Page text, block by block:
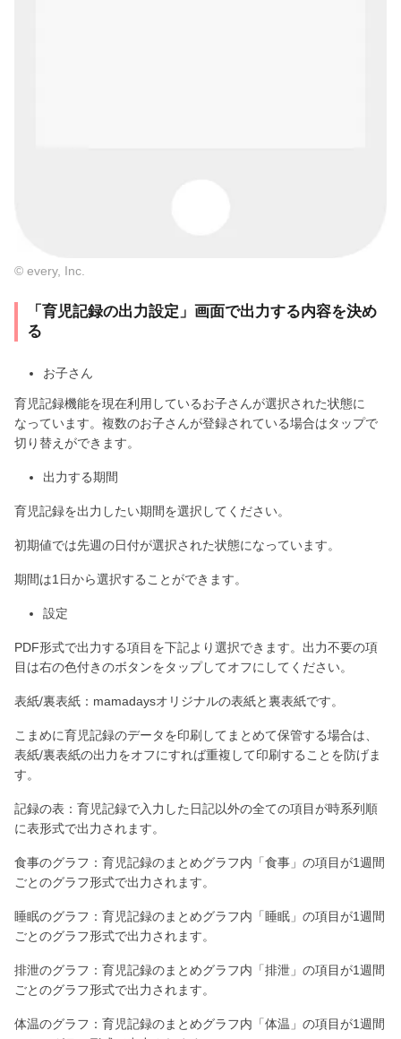
© every, Inc.
「育児記録の出力設定」画面で出力する内容を決め
る
お子さん
育児記録機能を現在利用しているお子さんが選択された状態に
なっています。複数のお子さんが登録されている場合はタップで
切り替えができます。
出力する期間
育児記録を出力したい期間を選択してください。
初期値では先週の日付が選択された状態になっています。
期間は1日から選択することができます。
設定
PDF形式で出力する項目を下記より選択できます。出力不要の項
目は右の色付きのボタンをタップしてオフにしてください。
表紙/裏表紙：mamadaysオリジナルの表紙と裏表紙です。
こまめに育児記録のデータを印刷してまとめて保管する場合は、
表紙/裏表紙の出力をオフにすれば重複して印刷することを防げま
す。
記録の表：育児記録で入力した日記以外の全ての項目が時系列順
に表形式で出力されます。
食事のグラフ：育児記録のまとめグラフ内「食事」の項目が1週間
ごとのグラフ形式で出力されます。
睡眠のグラフ：育児記録のまとめグラフ内「睡眠」の項目が1週間
ごとのグラフ形式で出力されます。
排泄のグラフ：育児記録のまとめグラフ内「排泄」の項目が1週間
ごとのグラフ形式で出力されます。
体温のグラフ：育児記録のまとめグラフ内「体温」の項目が1週間